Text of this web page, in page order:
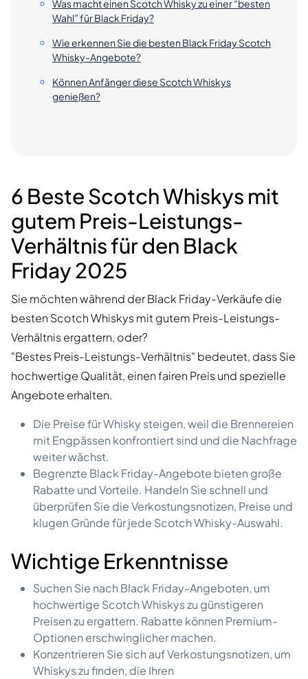
Was macht einen Scotch Whisky zu einer “besten
Wahl” für Black Friday?
Wie erkennen Sie die besten Black Friday Scotch
Whisky-Angebote?
Können Anfänger diese Scotch Whiskys
genießen?
6 Beste Scotch Whiskys mit
gutem Preis-Leistungs-
Verhältnis für den Black
Friday 2025
Sie möchten während der Black Friday-Verkäufe die
besten Scotch Whiskys mit gutem Preis-Leistungs-
Verhältnis ergattern, oder?
"Bestes Preis-Leistungs-Verhältnis" bedeutet, dass Sie
hochwertige Qualität, einen fairen Preis und spezielle
Angebote erhalten.
Die Preise für Whisky steigen, weil die Brennereien
mit Engpässen konfrontiert sind und die Nachfrage
weiter wächst.
Begrenzte Black Friday-Angebote bieten große
Rabatte und Vorteile. Handeln Sie schnell und
überprüfen Sie die Verkostungsnotizen, Preise und
klugen Gründe für jede Scotch Whisky-Auswahl.
Wichtige Erkenntnisse
Suchen Sie nach Black Friday-Angeboten, um
hochwertige Scotch Whiskys zu günstigeren
Preisen zu ergattern. Rabatte können Premium-
Optionen erschwinglicher machen.
Konzentrieren Sie sich auf Verkostungsnotizen, um
Whiskys zu finden, die Ihren